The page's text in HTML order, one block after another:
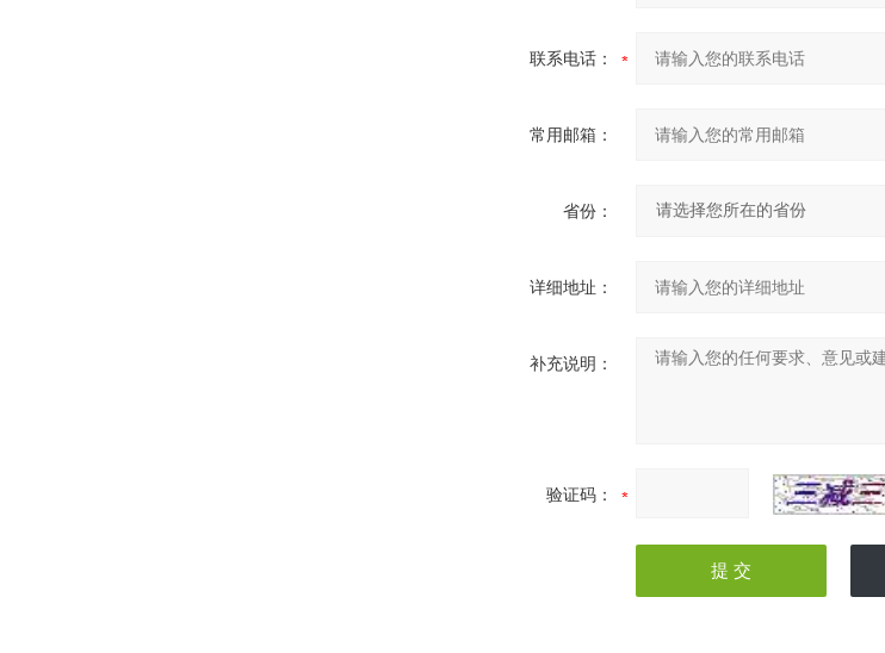
联系电话：
常用邮箱：
省份：
详细地址：
补充说明：
验证码：